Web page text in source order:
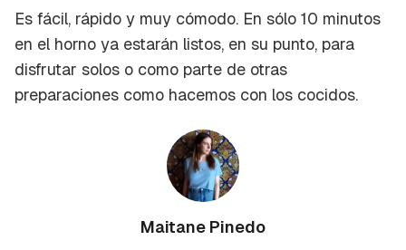
Es fácil, rápido y muy cómodo. En sólo 10 minutos
en el horno ya estarán listos, en su punto, para
disfrutar solos o como parte de otras
preparaciones como hacemos con los cocidos.
Maitane Pinedo